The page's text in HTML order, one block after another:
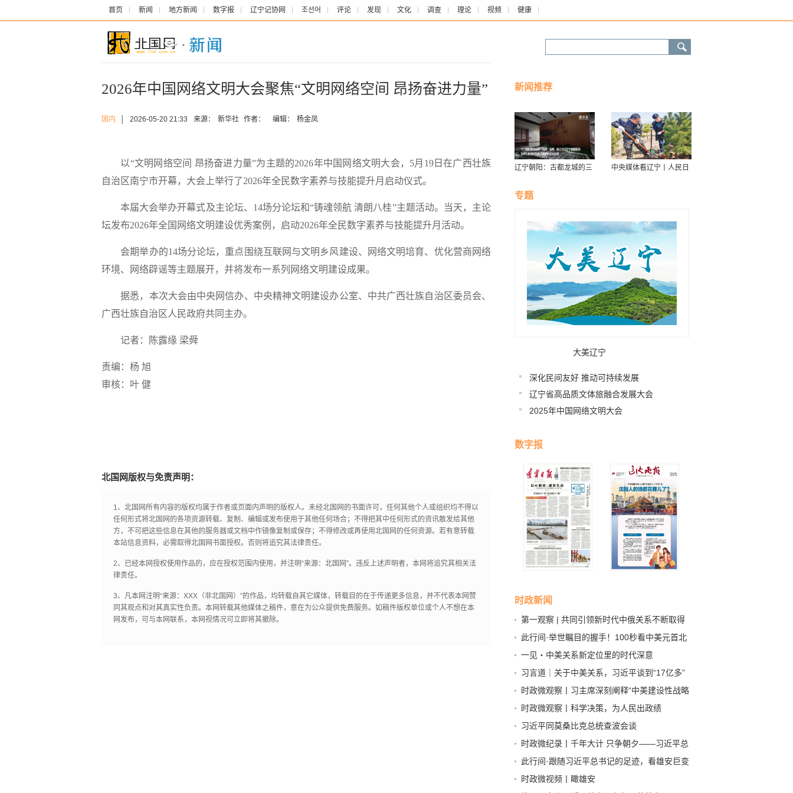
首页 新闻 地方新闻 数字报 辽宁记协网 조선어 评论 发现 文化 调查 理论 视频 健康
2026年中国网络文明大会聚焦“文明网络空间 昂扬奋进力量”
国内 2026-05-20 21:33 来源： 新华社 作者： 编辑： 杨金凤
以“文明网络空间 昂扬奋进力量”为主题的2026年中国网络文明大会，5月19日在广西壮族
自治区南宁市开幕，大会上举行了2026年全民数字素养与技能提升月启动仪式。
本届大会举办开幕式及主论坛、14场分论坛和“铸魂领航 清朗八桂”主题活动。当天，主论
坛发布2026年全国网络文明建设优秀案例，启动2026年全民数字素养与技能提升月活动。
会期举办的14场分论坛，重点围绕互联网与文明乡风建设、网络文明培育、优化营商网络
环境、网络辟谣等主题展开，并将发布一系列网络文明建设成果。
据悉，本次大会由中央网信办、中央精神文明建设办公室、中共广西壮族自治区委员会、
广西壮族自治区人民政府共同主办。
记者：陈露缘 梁舜
责编：杨 旭
审核：叶 健
北国网版权与免责声明：
1、北国网所有内容的版权均属于作者或页面内声明的版权人。未经北国网的书面许可，任何其他个人或组织均不得以
任何形式将北国网的各项资源转载、复制、编辑或发布使用于其他任何场合；不得把其中任何形式的资讯散发给其他
方，不可把这些信息在其他的服务器或文档中作镜像复制或保存；不得修改或再使用北国网的任何资源。若有意转载
本站信息资料，必需取得北国网书面授权。否则将追究其法律责任。
2、已经本网授权使用作品的，应在授权范围内使用，并注明“来源：北国网”。违反上述声明者，本网将追究其相关法
律责任。
3、凡本网注明“来源：XXX（非北国网）”的作品，均转载自其它媒体，转载目的在于传递更多信息，并不代表本网赞
同其观点和对其真实性负责。本网转载其他媒体之稿件，意在为公众提供免费服务。如稿件版权单位或个人不想在本
网发布，可与本网联系，本网视情况可立即将其撤除。
新闻推荐
辽宁朝阳：古都龙城的三
中央媒体看辽宁丨人民日
专题
大美辽宁
深化民间友好 推动可持续发展
辽宁省高品质文体旅融合发展大会
2025年中国网络文明大会
数字报
时政新闻
第一观察 | 共同引领新时代中俄关系不断取得
新成果
此行间·举世瞩目的握手！100秒看中美元首北
京会晤
一见・中美关系新定位里的时代深意
习言道｜关于中美关系，习近平谈到“17亿多”
和“80多亿”
时政微观察丨习主席深刻阐释“中美建设性战略
稳定关系”的核心要义
时政微观察丨科学决策，为人民出政绩
习近平同莫桑比克总统查波会谈
时政微纪录丨千年大计 只争朝夕——习近平总
书记赴河北雄安新区考察纪实
此行间·跟随习近平总书记的足迹，看雄安巨变
时政微视频丨瞰雄安